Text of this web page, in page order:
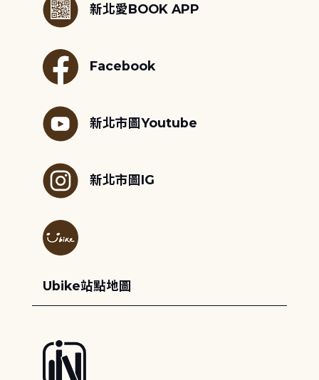
新北愛BOOK APP
Facebook
新北市圖Youtube
新北市圖IG
Ubike站點地圖